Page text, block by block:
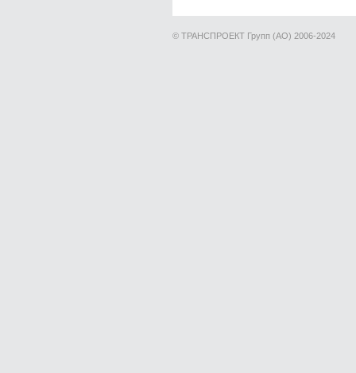
© ТРАНСПРОЕКТ Групп (АО) 2006-2024